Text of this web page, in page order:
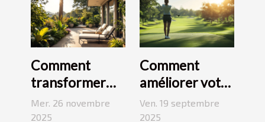
Comment
transformer
votre espace
extérieur en
Mer. 26 novembre
2025
Comment
améliorer votre
swing avec des
leçons en ligne
Ven. 19 septembre
2025